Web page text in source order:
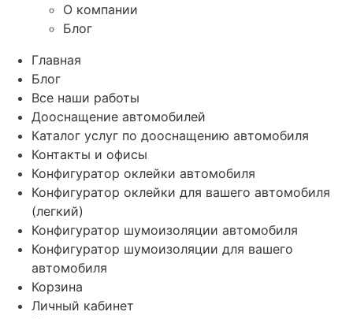
О компании
Блог
Главная
Блог
Все наши работы
Дооснащение автомобилей
Каталог услуг по дооснащению автомобиля
Контакты и офисы
Конфигуратор оклейки автомобиля
Конфигуратор оклейки для вашего автомобиля
(легкий)
Конфигуратор шумоизоляции автомобиля
Конфигуратор шумоизоляции для вашего
автомобиля
Корзина
Личный кабинет